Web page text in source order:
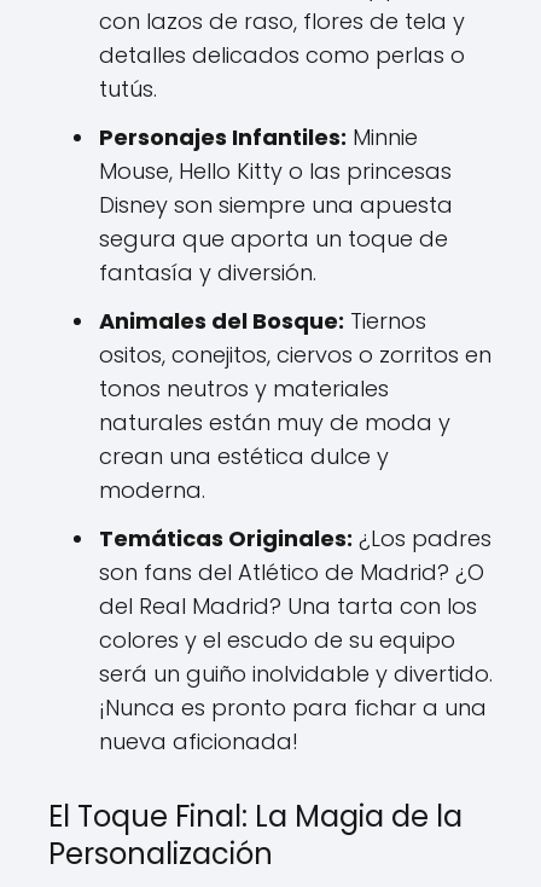
con lazos de raso, flores de tela y
detalles delicados como perlas o
tutús.
Personajes Infantiles: Minnie
Mouse, Hello Kitty o las princesas
Disney son siempre una apuesta
segura que aporta un toque de
fantasía y diversión.
Animales del Bosque: Tiernos
ositos, conejitos, ciervos o zorritos en
tonos neutros y materiales
naturales están muy de moda y
crean una estética dulce y
moderna.
Temáticas Originales: ¿Los padres
son fans del Atlético de Madrid? ¿O
del Real Madrid? Una tarta con los
colores y el escudo de su equipo
será un guiño inolvidable y divertido.
¡Nunca es pronto para fichar a una
nueva aficionada!
El Toque Final: La Magia de la
Personalización